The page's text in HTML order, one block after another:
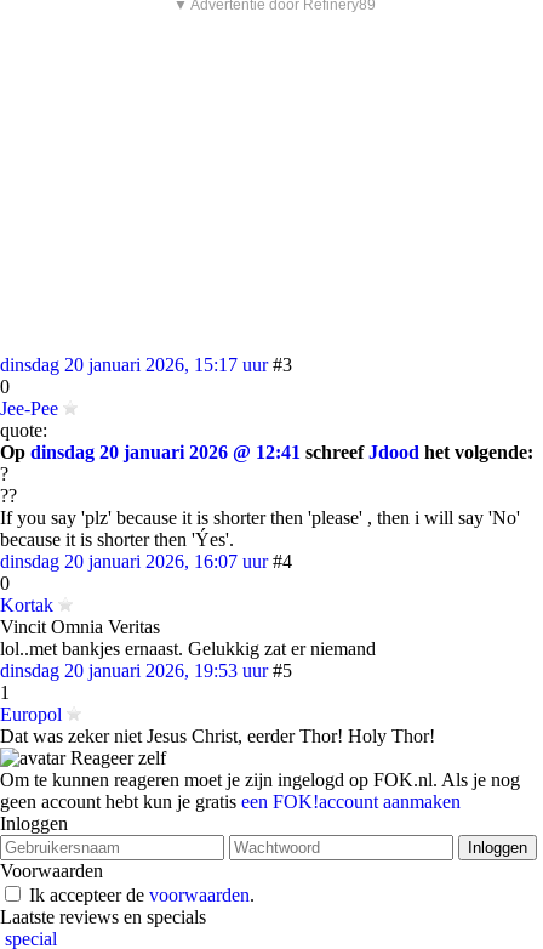
▼ Advertentie door Refinery89
dinsdag 20 januari 2026, 15:17 uur #3
0
Jee-Pee
quote:
Op dinsdag 20 januari 2026 @ 12:41 schreefJdood het volgende:
?
??
If you say 'plz' because it is shorter then 'please' , then i will say 'No'
because it is shorter then 'Ýes'.
dinsdag 20 januari 2026, 16:07 uur #4
0
Kortak
Vincit Omnia Veritas
lol..met bankjes ernaast. Gelukkig zat er niemand
dinsdag 20 januari 2026, 19:53 uur #5
1
Europol
Dat was zeker niet Jesus Christ, eerder Thor! Holy Thor!
Reageer zelf
Om te kunnen reageren moet je zijn ingelogd op FOK.nl. Als je nog
geen account hebt kun je gratis een FOK!account aanmaken
Inloggen
Voorwaarden
Ik accepteer de voorwaarden.
Laatste reviews en specials
special